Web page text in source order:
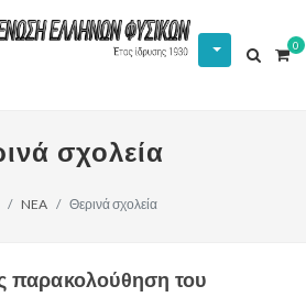
0
σχολεία
NEA Θερινά σχολεία
παρακολούθηση του